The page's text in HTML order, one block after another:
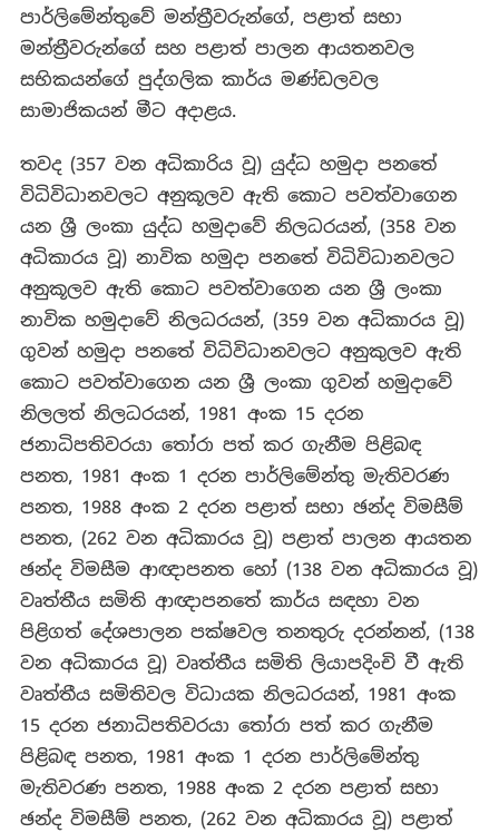
පාර්ලිමේන්තුවේ මන්ත්‍රීවරුන්ගේ, පළාත් සභා
මන්ත්‍රීවරුන්ගේ සහ පළාත් පාලන ආයතනවල
සභිකයන්ගේ පුද්ගලික කාර්ය මණ්ඩලවල
සාමාජිකයන් මීට අදාළය.
තවද (357 වන අධිකාරිය වූ) යුද්ධ හමුදා පනතේ
විධිවිධානවලට අනුකූලව ඇති කොට පවත්වාගෙන
යන ශ්‍රී ලංකා යුද්ධ හමුදාවේ නිලධරයන්, (358 වන
අධිකාරය වූ) නාවික හමුදා පනතේ විධිවිධානවලට
අනුකූලව ඇති කොට පවත්වාගෙන යන ශ්‍රී ලංකා
නාවික හමුදාවේ නිලධරයන්, (359 වන අධිකාරය වූ)
ගුවන් හමුදා පනතේ විධිවිධානවලට අනුකුලව ඇති
කොට පවත්වාගෙන යන ශ්‍රී ලංකා ගුවන් හමුදාවේ
නිලලත් නිලධරයන්, 1981 අංක 15 දරන
ජනාධිපතිවරයා තෝරා පත් කර ගැනීම පිළිබඳ
පනත, 1981 අංක 1 දරන පාර්ලිමේන්තු මැතිවරණ
පනත, 1988 අංක 2 දරන පළාත් සභා ඡන්ද විමසීම්
පනත, (262 වන අධිකාරය වූ) පළාත් පාලන ආයතන
ඡන්ද විමසීම ආඥාපනත හෝ (138 වන අධිකාරය වූ)
වෘත්තීය සමිති ආඥාපනතේ කාර්ය සඳහා වන
පිළිගත් දේශපාලන පක්ෂවල තනතුරු දරන්නන්, (138
වන අධිකාරය වූ) වෘත්තීය සමිති ලියාපදිංචි වී ඇති
වෘත්තීය සමිතිවල විධායක නිලධරයන්, 1981 අංක
15 දරන ජනාධිපතිවරයා තෝරා පත් කර ගැනීම
පිළිබඳ පනත, 1981 අංක 1 දරන පාර්ලිමේන්තු
මැතිවරණ පනත, 1988 අංක 2 දරන පළාත් සභා
ඡන්ද විමසීම් පනත, (262 වන අධිකාරය වූ) පළාත්